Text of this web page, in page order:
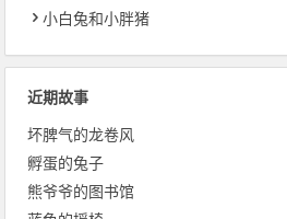
小白兔和小胖猪
近期故事
坏脾气的龙卷风
孵蛋的兔子
熊爷爷的图书馆